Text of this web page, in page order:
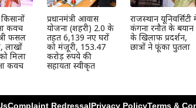
कवच
फसल
लाखों
मिला
कवच
प्रधानमंत्री आवास
योजना (शहरी) 2.0 के
तहत 6,139 नए घरों
को मंजूरी, 153.47
करोड़ रुपये की
सहायता स्वीकृत
राजस्थान यूनिवर्सिटी
कंगना रनौत के बयान
के खिलाफ प्रदर्शन,
छात्रों ने फूंका पुतला
Complaint RedressalPrivacy PolicyTerms &